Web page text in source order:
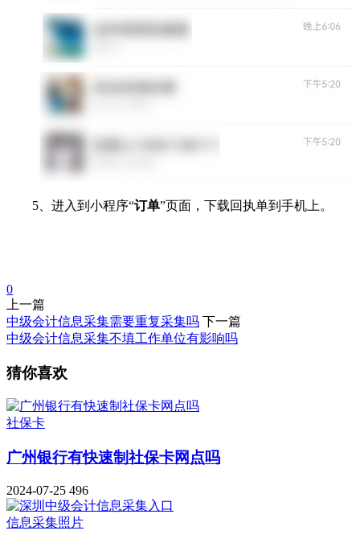
5、进入到小程序“订单”页面，下载回执单到手机上。
0
上一篇
中级会计信息采集需要重复采集吗 下一篇
中级会计信息采集不填工作单位有影响吗
猜你喜欢
社保卡
广州银行有快速制社保卡网点吗
2024-07-25 496
信息采集照片